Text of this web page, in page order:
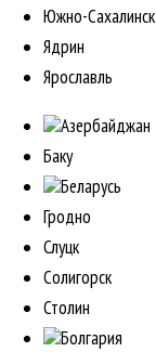
Южно-Сахалинск
Ядрин
Ярославль
Азербайджан
Баку
Беларусь
Гродно
Слуцк
Солигорск
Столин
Болгария